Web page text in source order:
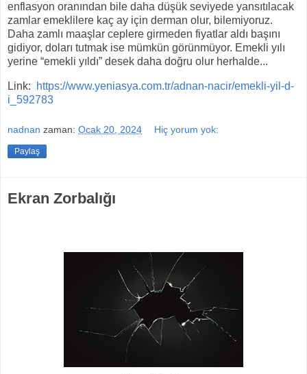
enflasyon oranından bile daha düşük seviyede yansıtılacak
zamlar emeklilere kaç ay için derman olur, bilemiyoruz.
Daha zamlı maaşlar ceplere girmeden fiyatlar aldı başını
gidiyor, doları tutmak ise mümkün görünmüyor. Emekli yılı
yerine “emekli yıldı” desek daha doğru olur herhalde...
Link:
https://www.yeniasya.com.tr/adnan-nacir/emekli-yil-d-
i_592783
nadnan zaman: Ocak 20, 2024 Hiç yorum yok:
Paylaş
Ekran Zorbalığı